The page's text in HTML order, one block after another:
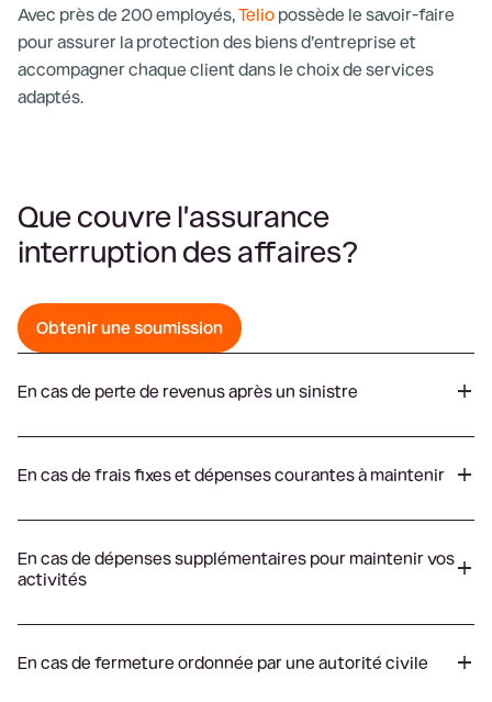
Avec près de 200 employés,Telio possède le savoir-faire
pour assurer la protection des biens d’entreprise et
accompagner chaque client dans le choix de services
adaptés.
Que couvre l'assurance
interruption des affaires?
Obtenir une soumission
En cas de perte de revenus après un sinistre
En cas de frais fixes et dépenses courantes à maintenir
En cas de dépenses supplémentaires pour maintenir vos
activités
En cas de fermeture ordonnée par une autorité civile